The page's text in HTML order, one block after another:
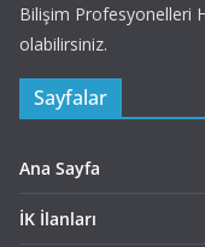
Bilişim Profesyonelleri
olabilirsiniz.
Sayfalar
Ana Sayfa
İK İlanları